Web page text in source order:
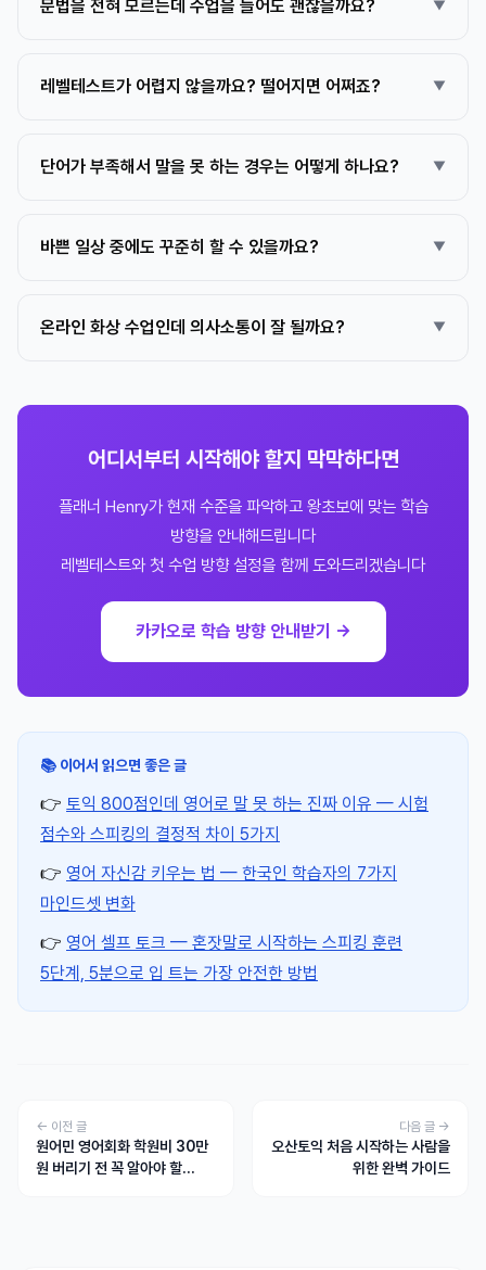
문법을 전혀 모르는데 수업을 들어도 괜찮을까요?
레벨테스트가 어렵지 않을까요? 떨어지면 어쩌죠?
단어가 부족해서 말을 못 하는 경우는 어떻게 하나요?
바쁜 일상 중에도 꾸준히 할 수 있을까요?
온라인 화상 수업인데 의사소통이 잘 될까요?
어디서부터 시작해야 할지 막막하다면
플래너 Henry가 현재 수준을 파악하고 왕초보에 맞는 학습
방향을 안내해드립니다
레벨테스트와 첫 수업 방향 설정을 함께 도와드리겠습니다
카카오로 학습 방향 안내받기 →
📚 이어서 읽으면 좋은 글
👉 토익 800점인데 영어로 말 못 하는 진짜 이유 — 시험
점수와 스피킹의 결정적 차이 5가지
👉 영어 자신감 키우는 법 — 한국인 학습자의 7가지
마인드셋 변화
👉 영어 셀프 토크 — 혼잣말로 시작하는 스피킹 훈련
5단계, 5분으로 입 트는 가장 안전한 방법
← 이전 글
원어민 영어회화 학원비 30만
원 버리기 전 꼭 알아야 할
다음 글 →
오산토익 처음 시작하는 사람을
위한 완벽 가이드